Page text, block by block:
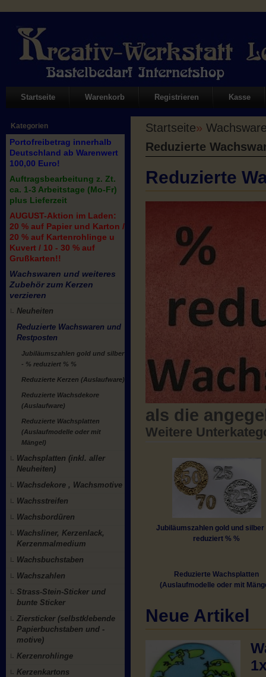
Startseite Warenkorb Registrieren Kasse
Kategorien
Portofreibetrag innerhalb
Deutschland ab Warenwert
100,00 Euro!
Auftragsbearbeitung z. Zt.
ca. 1-3 Arbeitstage (Mo-Fr)
plus Lieferzeit
AUGUST-Aktion im Laden:
20 % auf Papier und Karton /
20 % auf Kartenrohlinge u
Kuvert / 10 - 30 % auf
Grußkarten!!
Wachswaren und weiteres
Zubehör zum Kerzen
verzieren
Neuheiten
Reduzierte Wachswaren und
Restposten
Jubiläumszahlen gold und silber
- % reduziert % %
Reduzierte Kerzen (Auslaufware)
Reduzierte Wachsdekore
(Auslaufware)
Reduzierte Wachsplatten
(Auslaufmodelle oder mit
Mängel)
Wachsplatten (inkl. aller
Neuheiten)
Wachsdekore , Wachsmotive
Wachsstreifen
Wachsbordüren
Wachsliner, Kerzenlack,
Kerzenmalmedium
Wachsbuchstaben
Wachszahlen
Strass-Stein-Sticker und
bunte Sticker
Ziersticker (selbstklebende
Papierbuchstaben und -
motive)
Kerzenrohlinge
Kerzenkartons
Startseite»
Reduzierte
Reduzierte
als die
Weitere
Jubiläumszahlen gold und silber
reduziert % %
Reduzierte Wachsplatten
(Auslaufmodelle oder mit
Neue Artikel